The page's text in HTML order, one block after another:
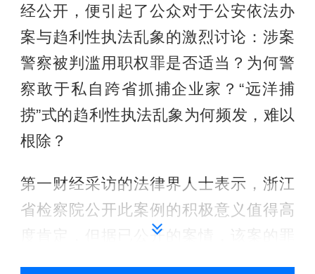
经公开，便引起了公众对于公安依法办
案与趋利性执法乱象的激烈讨论：涉案
警察被判滥用职权罪是否适当？为何警
察敢于私自跨省抓捕企业家？“远洋捕
捞”式的趋利性执法乱象为何频发，难以
根除？
第一财经采访的法律界人士表示，浙江
省检察院公开此案例的积极意义值得高
度肯定，但据已公开的案情，该案的罪